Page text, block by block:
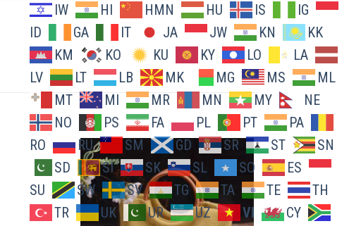
IW
HI HMN HU IS
IG
ID
GA IT JA JW KN
KK
KM
KO KU KY LO
LA
LV
LT LB MK MG MS
ML
MT
MI MR MN MY
NE
NO
PS FA PL PT
PA
RO
RU SM GD SR ST
SN
SD
SI SK SL SO
ES
SU
SW SV TG TA TE
TH
TR
UK UR UZ VI
CY
Add to
wishlist
Add to
wishlist